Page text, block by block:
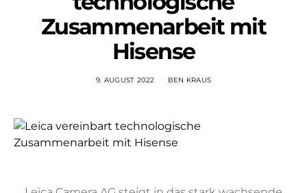
Zusammenarbeit mit
Hisense
9. AUGUST 2022 BEN KRAUS